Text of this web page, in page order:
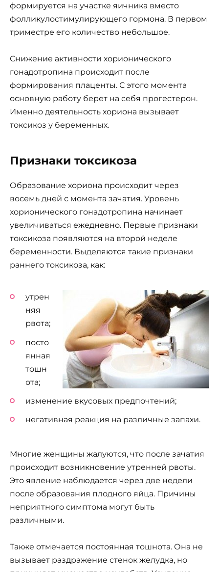
формируется на участке яичника вместо
фолликулостимулирующего гормона. В первом
триместре его количество небольшое.
Снижение активности хорионического
гонадотропина происходит после
формирования плаценты. С этого момента
основную работу берет на себя прогестерон.
Именно деятельность хориона вызывает
токсикоз у беременных.
Признаки токсикоза
Образование хориона происходит через
восемь дней с момента зачатия. Уровень
хорионического гонадотропина начинает
увеличиваться ежедневно. Первые признаки
токсикоза появляются на второй неделе
беременности. Выделяются такие признаки
раннего токсикоза, как:
утрен
няя
рвота;
посто
янная
тошн
ота;
изменение вкусовых предпочтений;
негативная реакция на различные запахи.
Многие женщины жалуются, что после зачатия
происходит возникновение утренней рвоты.
Это явление наблюдается через две недели
после образования плодного яйца. Причины
неприятного симптома могут быть
различными.
Также отмечается постоянная тошнота. Она не
вызывает раздражение стенок желудка, но